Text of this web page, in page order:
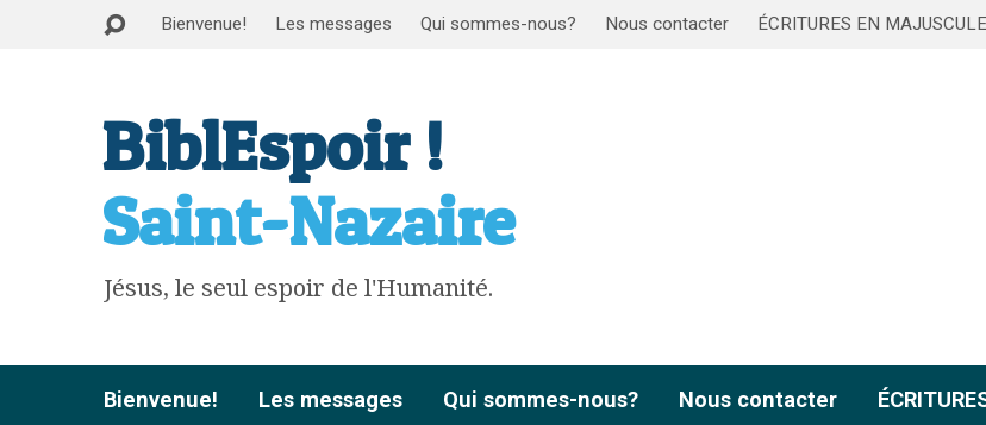
Bienvenue! Les messages Qui sommes-nous? Nous contacter ÉCRITURES EN MAJUSCULE
BiblEspoir !
Saint-Nazaire
Jésus, le seul espoir de l'Humanité.
Bienvenue! Les messages Qui sommes-nous? Nous contacter